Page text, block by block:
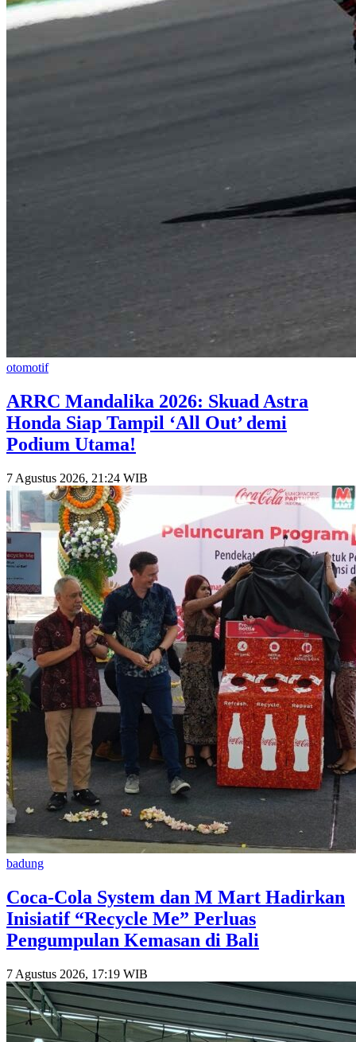
otomotif
​ARRC Mandalika 2026: Skuad Astra
Honda Siap Tampil ‘All Out’ demi
Podium Utama!
7 Agustus 2026, 21:24 WIB
badung
Coca-Cola System dan M Mart Hadirkan
Inisiatif “Recycle Me” Perluas
Pengumpulan Kemasan di Bali
7 Agustus 2026, 17:19 WIB